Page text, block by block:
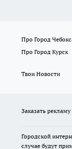
Про Город
Про Город Курск
Твои Новости
Заказать рекламу
Городской
случае будут